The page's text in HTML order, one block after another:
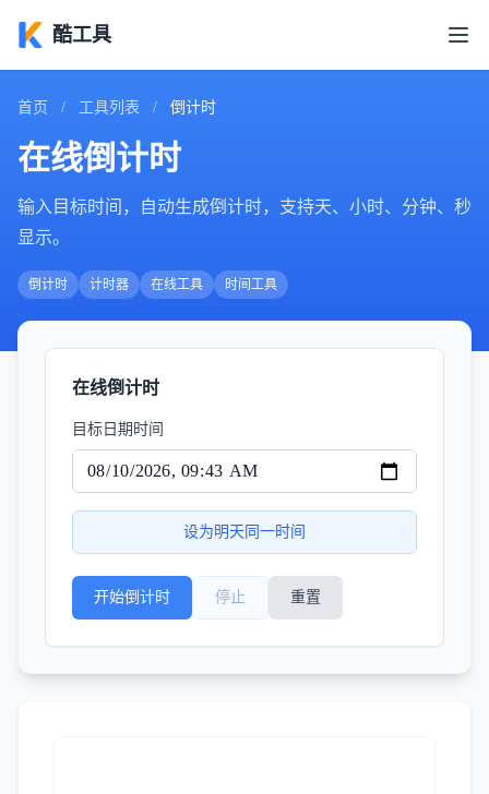
酷工具
首页 / 工具列表 / 倒计时
在线倒计时
输入目标时间，自动生成倒计时，支持天、小时、分钟、秒
显示。
倒计时 计时器 在线工具 时间工具
在线倒计时
目标日期时间
设为明天同一时间
开始倒计时 停止 重置